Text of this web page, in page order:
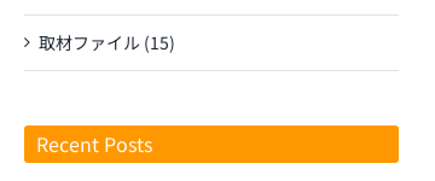
取材ファイル (15)
Recent Posts